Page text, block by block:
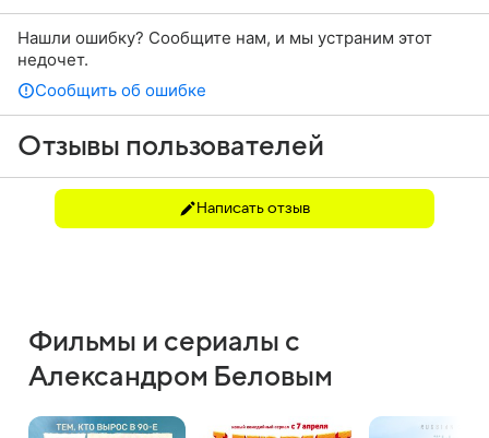
Нашли ошибку? Сообщите нам, и мы устраним этот
недочет.
Сообщить об ошибке
Отзывы пользователей
Написать отзыв
Фильмы и сериалы с
Александром Беловым